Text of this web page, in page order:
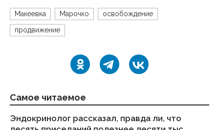
Макеевка Марочко освобождение
продвижение
Самое читаемое
Эндокринолог рассказал, правда ли, что